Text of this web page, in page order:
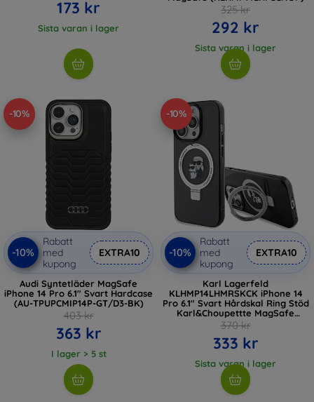
173 kr
Sista varan i lager
325 kr
292 kr
Sista varan i lager
-10%
-10%
Rabatt
med
kupong
EXTRA10
Audi Syntetläder MagSafe
iPhone 14 Pro 6.1" Svart Hardcase
(AU-TPUPCMIP14P-GT/D3-BK)
403 kr
363 kr
I lager > 5 st
-10%
-10%
Rabatt
med
kupong
EXTRA10
Karl Lagerfeld
KLHMP14LHMRSKCK iPhone 14
Pro 6.1" Svart Hårdskal Ring Stöd
Karl&Choupettte MagSafe
(KLHMP14LHMRSKCK)
370 kr
333 kr
Sista varan i lager